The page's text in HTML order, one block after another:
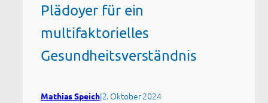
Plädoyer für ein
multifaktorielles
Gesundheitsverständnis
Mathias Speich|2. Oktober 2024